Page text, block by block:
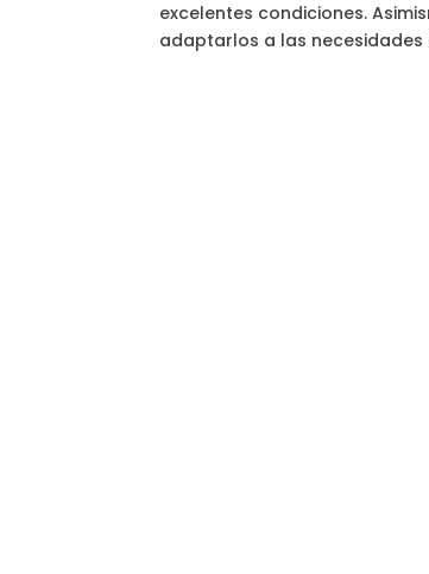
excelentes condiciones.
adaptarlos a las